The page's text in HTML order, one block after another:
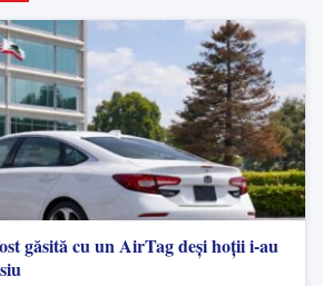
găsită cu un AirTag deși hoții i-au